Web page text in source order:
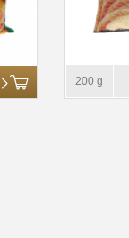
200 g